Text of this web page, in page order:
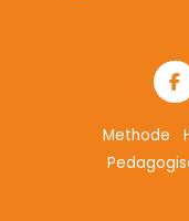
Methode